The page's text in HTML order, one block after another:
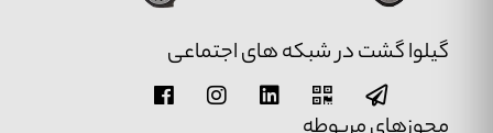
گیلوا گشت در شبکه های اجتماعی